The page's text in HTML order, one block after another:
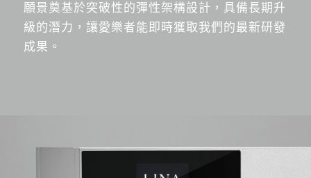
願景奠基於突破性的彈性架構設計，具備長期升
級的潛力，讓愛樂者能即時獲取我們的最新研發
成果。